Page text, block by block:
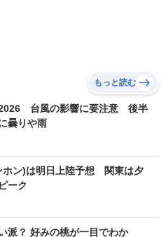
もっと読む
台風の影響に要注意 後半
曇りや雨
ホン)は明日上陸予想 関東は夕
ーク
派？ 好みの桃が一目でわか